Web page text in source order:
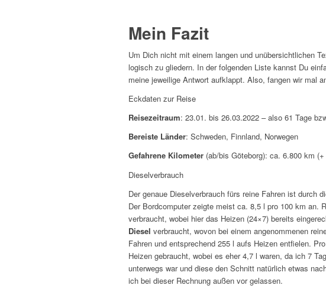
Mein Fazit
Um Dich nicht mit einem langen und unübersichtlichen
logisch zu gliedern. In der folgenden Liste kannst Du
meine jeweilige Antwort aufklappt. Also, fangen wir
Eckdaten zur Reise
Reisezeitraum: 23.01. bis 26.03.2022 – also 61 Tage
Bereiste Länder: Schweden, Finnland, Norwegen
Gefahrene Kilometer (ab/bis Göteborg): ca. 6.800 km
Dieselverbrauch
Der genaue Dieselverbrauch fürs reine Fahren ist durch
Der Bordcomputer zeigte meist ca. 8,5 l pro 100 km an.
verbraucht, wobei hier das Heizen (24×7) bereits
Diesel verbraucht, wovon bei einem angenommenen
Fahren und entsprechend 255 l aufs Heizen entfielen.
Heizen gebraucht, wobei es eher 4,7 l waren, da ich 7
unterwegs war und diese den Schnitt natürlich etwas
ich bei dieser Rechnung außen vor gelassen.